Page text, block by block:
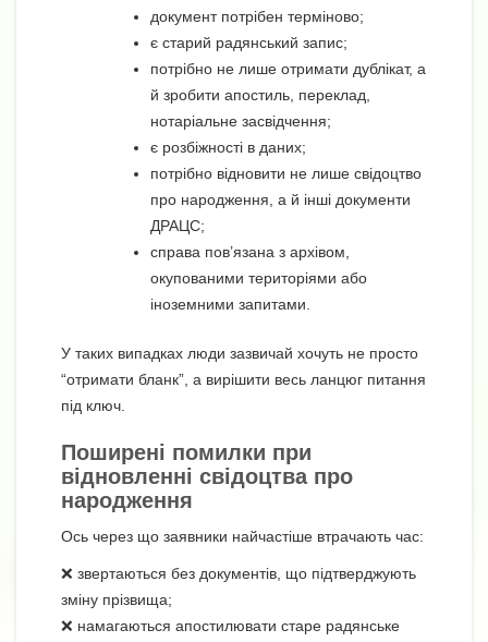
документ потрібен терміново;
є старий радянський запис;
потрібно не лише отримати дублікат, а
й зробити апостиль, переклад,
нотаріальне засвідчення;
є розбіжності в даних;
потрібно відновити не лише свідоцтво
про народження, а й інші документи
ДРАЦС;
справа пов’язана з архівом,
окупованими територіями або
іноземними запитами.
У таких випадках люди зазвичай хочуть не просто
“отримати бланк”, а вирішити весь ланцюг питання
під ключ.
Поширені помилки при
відновленні свідоцтва про
народження
Ось через що заявники найчастіше втрачають час:
❌ звертаються без документів, що підтверджують
зміну прізвища;
❌ намагаються апостилювати старе радянське